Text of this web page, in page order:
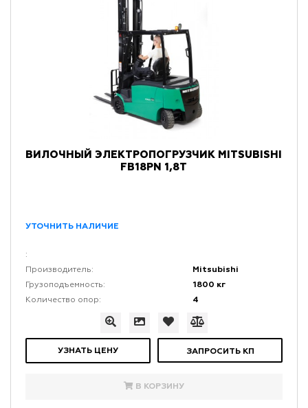
ВИЛОЧНЫЙ ЭЛЕКТРОПОГРУЗЧИК MITSUBISHI
FB18PN 1,8Т
УТОЧНИТЬ НАЛИЧИЕ
:
Производитель:
Mitsubishi
Грузоподъемность: 1800 кг
Количество опор: 4
УЗНАТЬ ЦЕНУ ЗАПРОСИТЬ КП
В КОРЗИНУ